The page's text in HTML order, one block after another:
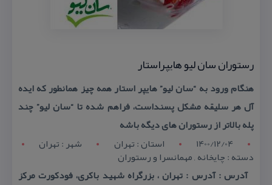
رستوران سان لیو هایپراستار
هنگام ورود به “سان لیو” هایپر استار همه چیز همانطور كه ایده
آل هر سلیقه مشكل پسنداست، فراهم شده تا “سان لیو” چند
پله بالاتر از رستوران های دیگه باشه
1400/12/04
استان : تهران شهر : تهران
دسته : چایخانه , مهمانسرا و رستوران
آدرس : آدرس : تهران ، بزرگراه شهید باكری، فودكورت مركز